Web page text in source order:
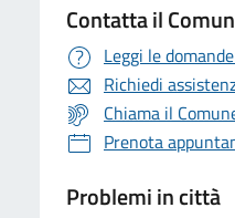
Contatta il
Leggi le
Richiedi
Chiama il
Prenota
Problemi in città